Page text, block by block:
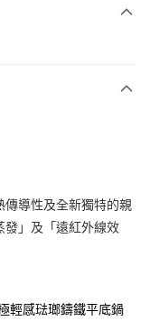
銀行
商業銀行
商業銀行
銀行
商業銀行
導性及全新獨特的親
發」及「遠紅外線效
輕感琺瑯鑄鐵平底鍋